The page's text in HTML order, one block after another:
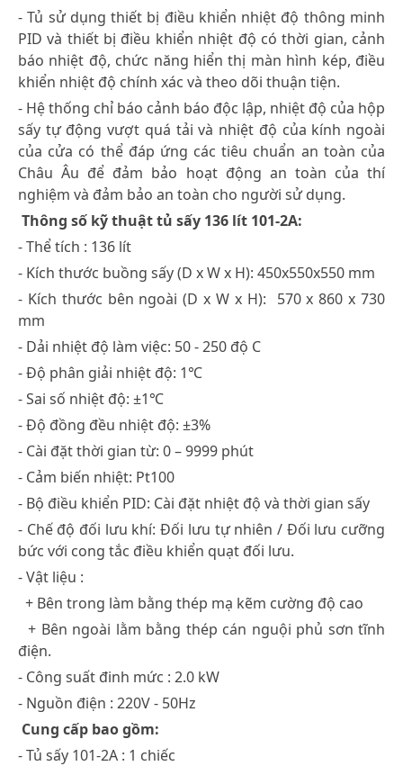
- Tủ sử dụng thiết bị điều khiển nhiệt độ thông minh
PID và thiết bị điều khiển nhiệt độ có thời gian, cảnh
báo nhiệt độ, chức năng hiển thị màn hình kép, điều
khiển nhiệt độ chính xác và theo dõi thuận tiện.
- Hệ thống chỉ báo cảnh báo độc lập, nhiệt độ của hộp
sấy tự động vượt quá tải và nhiệt độ của kính ngoài
của cửa có thể đáp ứng các tiêu chuẩn an toàn của
Châu Âu để đảm bảo hoạt động an toàn của thí
nghiệm và đảm bảo an toàn cho người sử dụng.
Thông số kỹ thuật tủ sấy 136 lít 101-2A:
- Thể tích : 136 lít
- Kích thước buồng sấy (D x W x H): 450x550x550 mm
- Kích thước bên ngoài (D x W x H): 570 x 860 x 730
mm
- Dải nhiệt độ làm việc: 50 - 250 độ C
- Độ phân giải nhiệt độ: 1℃
- Sai số nhiệt độ: ±1℃
- Độ đồng đều nhiệt độ: ±3%
- Cài đặt thời gian từ: 0 – 9999 phút
- Cảm biến nhiệt: Pt100
- Bộ điều khiển PID: Cài đặt nhiệt độ và thời gian sấy
- Chế độ đối lưu khí: Đối lưu tự nhiên / Đối lưu cưỡng
bức với cong tắc điều khiển quạt đối lưu.
- Vật liệu :
+ Bên trong làm bằng thép mạ kẽm cường độ cao
+ Bên ngoài lằm bằng thép cán nguội phủ sơn tĩnh
điện.
- Công suất đinh mức : 2.0 kW
- Nguồn điện : 220V - 50Hz
Cung cấp bao gồm:
- Tủ sấy 101-2A : 1 chiếc